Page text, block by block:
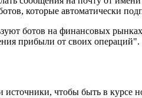
которые автоматически
ботов на финансовых
прибыли от своих операций".
источники, чтобы быть в курсе